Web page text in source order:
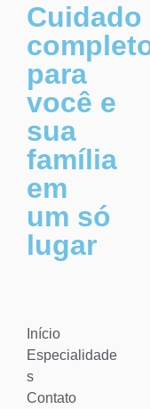
Cuidado
para
você e
sua
família
em
um só
lugar
Início
Especialidade
s
Contato